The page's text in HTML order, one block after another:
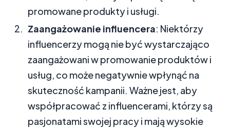
promowane produkty i usługi.
Zaangażowanie influencera: Niektórzy
influencerzy mogą nie być wystarczająco
zaangażowani w promowanie produktów i
usług, co może negatywnie wpłynąć na
skuteczność kampanii. Ważne jest, aby
współpracować z influencerami, którzy są
pasjonatami swojej pracy i mają wysokie